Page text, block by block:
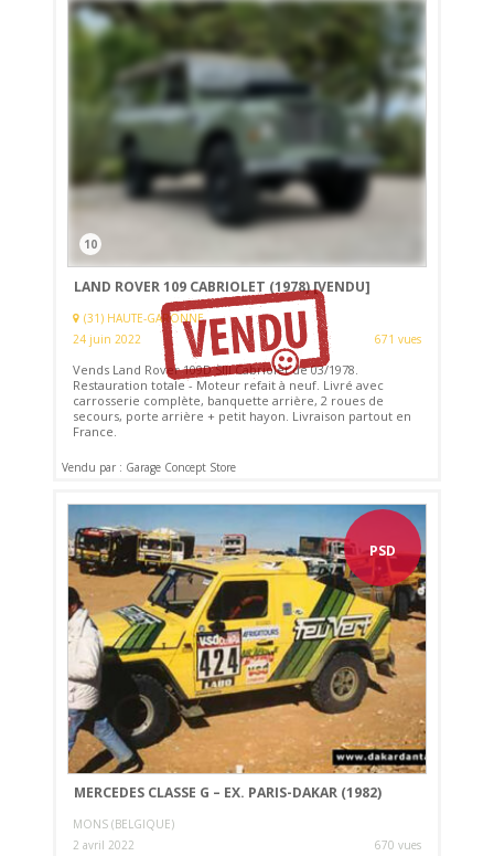
10
LAND ROVER 109 CABRIOLET (1978)[VENDU]
(31) HAUTE-GARONNE
24 juin 2022
671 vues
Vends Land Rover 109D SIII Cabriolet de 03/1978.
Restauration totale - Moteur refait à neuf. Livré avec
carrosserie complète, banquette arrière, 2 roues de
secours, porte arrière + petit hayon. Livraison partout en
France.
Vendu par : Garage Concept Store
PSD
MERCEDES CLASSE G – EX. PARIS-DAKAR (1982)
MONS (BELGIQUE)
2 avril 2022
670 vues